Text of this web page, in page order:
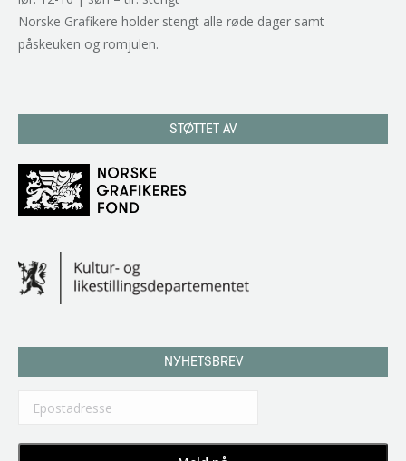
Norske Grafikere holder stengt alle røde dager samt
påskeuken og romjulen.
STØTTET AV
NYHETSBREV